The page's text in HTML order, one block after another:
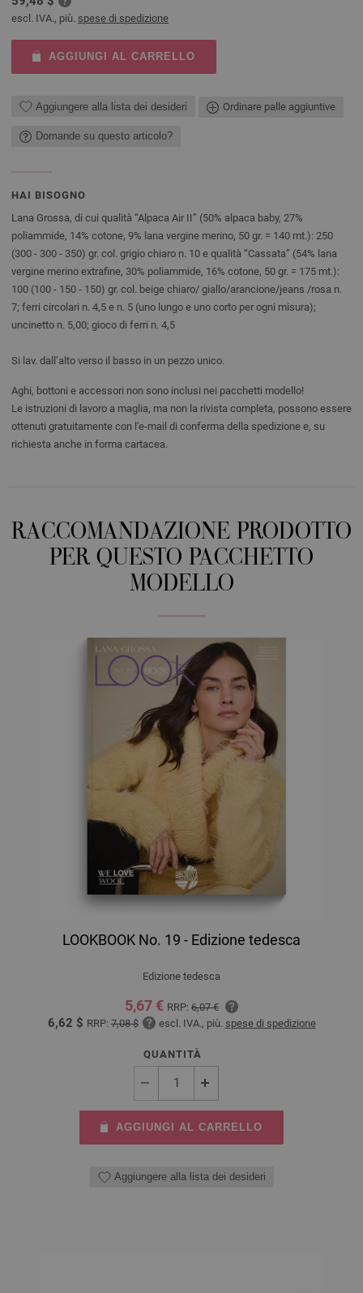
escl. IVA., più. spese di spedizione
AGGIUNGI AL CARRELLO
Aggiungere alla lista dei desideri Ordinare palle aggiuntive
Domande su questo articolo?
HAI BISOGNO
Lana Grossa, di cui qualità “Alpaca Air II” (50% alpaca baby, 27%
poliammide, 14% cotone, 9% lana vergine merino, 50 gr. = 140 mt.): 250
(300 - 300 - 350) gr. col. grigio chiaro n. 10 e qualità “Cassata” (54% lana
vergine merino extrafine, 30% poliammide, 16% cotone, 50 gr. = 175 mt.):
100 (100 - 150 - 150) gr. col. beige chiaro/ giallo/arancione/jeans /rosa n.
7; ferri circolari n. 4,5 e n. 5 (uno lungo e uno corto per ogni misura);
uncinetto n. 5,00; gioco di ferri n. 4,5
Si lav. dall’alto verso il basso in un pezzo unico.
Aghi, bottoni e accessori non sono inclusi nei pacchetti modello!
Le istruzioni di lavoro a maglia, ma non la rivista completa, possono essere
ottenuti gratuitamente con l'e-mail di conferma della spedizione e, su
richiesta anche in forma cartacea.
RACCOMANDAZIONE PRODOTTO
PER QUESTO PACCHETTO
MODELLO
LOOKBOOK No. 19 - Edizione tedesca
Edizione tedesca
5,67 € RRP: 6,07 €
6,62 $ RRP:7,08 $ escl. IVA., più. spese di spedizione
QUANTITÀ
AGGIUNGI AL CARRELLO
Aggiungere alla lista dei desideri